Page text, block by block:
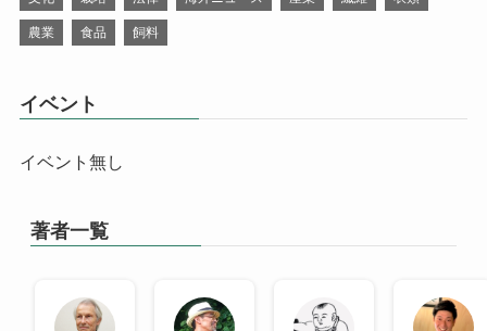
農業 食品 飼料
イベント
イベント無し
著者一覧